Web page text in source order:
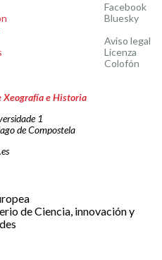
Facebook
Bluesky
Aviso legal
Licenza
Colofón
Xeografía e Historia
1
de Compostela